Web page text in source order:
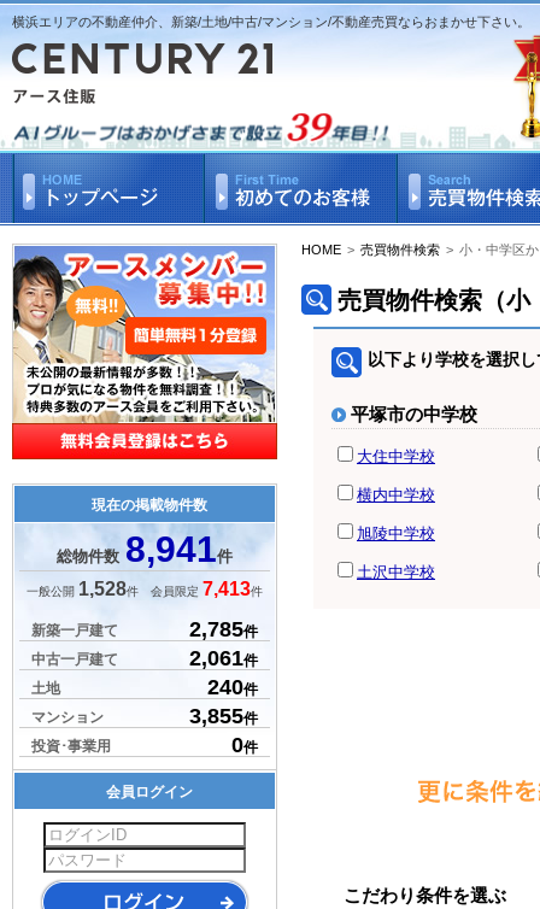
横浜エリアの不動産仲介、新築/土地/中古/マンション/不動産売買ならおまかせ下さい。
HOME > 売買物件検索 > 小・中学区
売買物件検索（小
以下より学校を選択
平塚市の中学校
大住中学校
横内中学校
旭陵中学校
土沢中学校
こだわり条件を選ぶ
現在の掲載物件数
総物件数 8,941件
一般公開 1,528件 会員限定 7,413件
新築一戸建て 2,785件
中古一戸建て
2,061件
土地
240件
マンション
3,855件
投資･事業用
0件
会員ログイン